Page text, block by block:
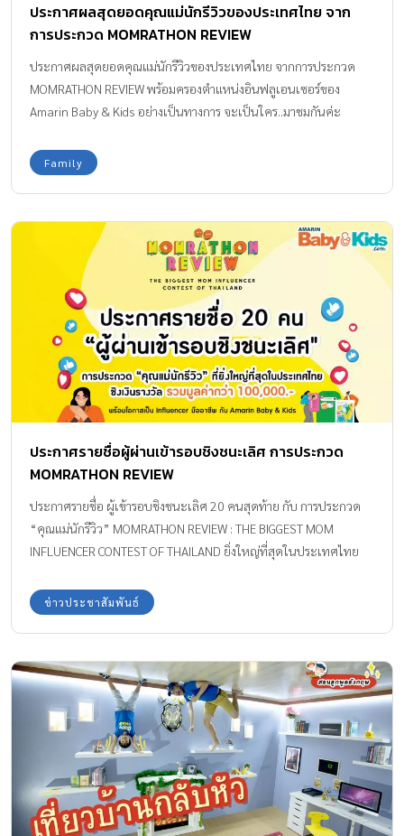
ประกาศผลสุดยอดคุณแม่นักรีวิวของประเทศไทย จาก
การประกวด MOMRATHON REVIEW
ประกาศผลสุดยอดคุณแม่นักรีวิวของประเทศไทย จากการประกวด
MOMRATHON REVIEW พร้อมครองตำแหน่งอินฟลูเอนเซอร์ของ
Amarin Baby & Kids อย่างเป็นทางการ จะเป็นใคร..มาชมกันค่ะ
Family
ประกาศรายชื่อผู้ผ่านเข้ารอบชิงชนะเลิศ การประกวด
MOMRATHON REVIEW
ประกาศรายชื่อ ผู้เข้ารอบชิงชนะเลิศ 20 คนสุดท้าย กับ การประกวด
“คุณแม่นักรีวิว” MOMRATHON REVIEW : THE BIGGEST MOM
INFLUENCER CONTEST OF THAILAND ยิ่งใหญ่ที่สุดในประเทศไทย
ข่าวประชาสัมพันธ์